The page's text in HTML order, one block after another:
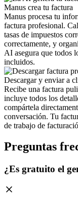
Manus crea tu factura
Manus procesa tu
factura profesional.
tasas de impuestos
correctamente, y
AI asegura que todos
incluidos.
Descargar y enviar a
Recibe una factura
incluye todos los
compártela
conversación. Tu
de trabajo de
Preguntas
¿Es gratuito el